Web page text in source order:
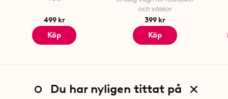
499 kr
Köp
och väskor
399 kr
Köp
Du har nyligen tittat på